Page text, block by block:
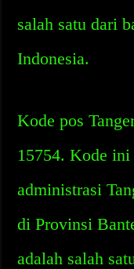
salah satu dari
Indonesia.
Kode pos
15754. Kode
administrasi
di Provinsi
adalah salah